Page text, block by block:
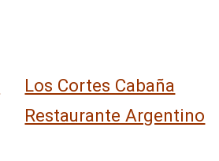
Los Cortes Cabaña
Restaurante Argentino